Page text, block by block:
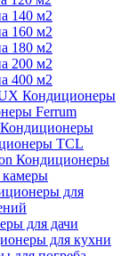
140 м2
160 м2
180 м2
200 м2
400 м2
Кондиционеры
Ferrum
Кондиционеры
TCL
Кондиционеры
камеры
для
для дачи
для кухни